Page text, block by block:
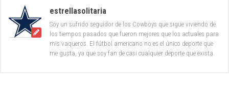
estrellasolitaria
Soy un sufrido seguidor de los Cowboys que sigue viviendo de
los tiempos pasados que fueron mejores que los actuales para
mis vaqueros. El fútbol americano no es el único deporte que
me gusta, ya que soy fan de casi cualquier deporte que exista.